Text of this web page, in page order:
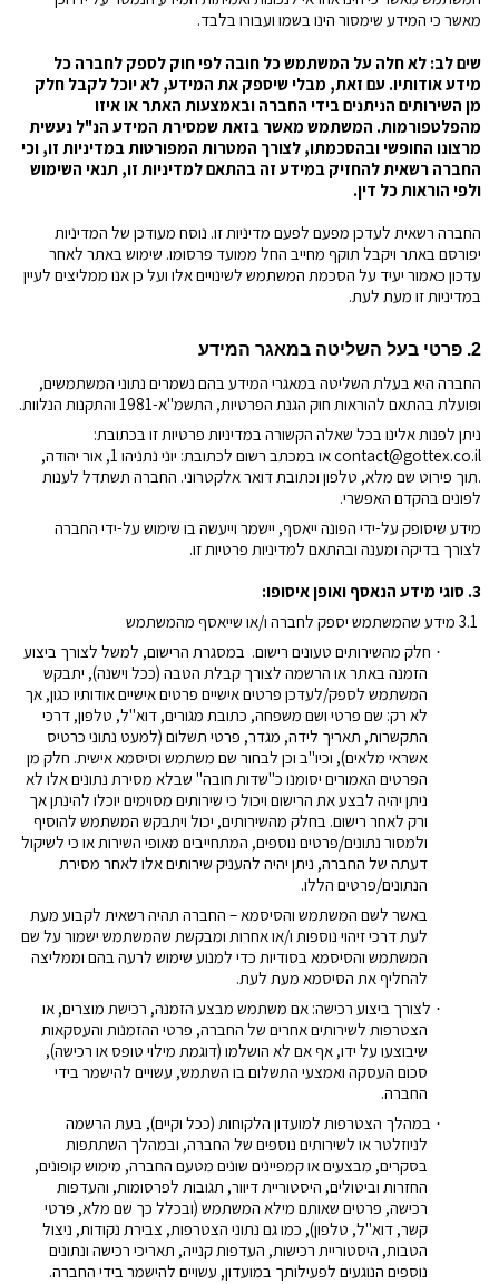
מאשר כי המידע שימסור הינו בשמו ועבורו בלבד.
שים לב: לא חלה על המשתמש כל חובה לפי חוק לספק לחברה כל
מידע אודותיו. עם זאת, מבלי שיספק את המידע, לא יוכל לקבל חלק
מן השירותים הניתנים בידי החברה ובאמצעות האתר או איזו
מהפלטפורמות. המשתמש מאשר בזאת שמסירת המידע הנ"ל נעשית
מרצונו החופשי ובהסכמתו, לצורך המטרות המפורטות במדיניות זו, וכי
החברה רשאית להחזיק במידע זה בהתאם למדיניות זו, תנאי השימוש
ולפי הוראות כל דין.
החברה רשאית לעדכן מפעם לפעם מדיניות זו. נוסח מעודכן של המדיניות
יפורסם באתר ויקבל תוקף מחייב החל ממועד פרסומו. שימוש באתר לאחר
עדכון כאמור יעיד על הסכמת המשתמש לשינויים אלו ועל כן אנו ממליצים לעיין
במדיניות זו מעת לעת.
2. פרטי בעל השליטה במאגר המידע
החברה היא בעלת השליטה במאגרי המידע בהם נשמרים נתוני המשתמשים,
ופועלת בהתאם להוראות חוק הגנת הפרטיות, התשמ"א-1981 והתקנות הנלוות.
ניתן לפנות אלינו בכל שאלה הקשורה במדיניות פרטיות זו בכתובת:
contact@gottex.co.il
או במכתב רשום לכתובת: יוני נתניהו 1, אור יהודה,
.תוך פירוט שם מלא, טלפון וכתובת דואר אלקטרוני. החברה תשתדל לענות
לפונים בהקדם האפשרי.
מידע שיסופק על-ידי הפונה ייאסף, יישמר וייעשה בו שימוש על-ידי החברה
לצורך בדיקה ומענה ובהתאם למדיניות פרטיות זו.
3. סוגי מידע הנאסף ואופן איסופו:
3.1 מידע שהמשתמש יספק לחברה ו/או שייאסף מהמשתמש
· חלק מהשירותים טעונים רישום. במסגרת הרישום, למשל לצורך ביצוע
הזמנה באתר או הרשמה לצורך קבלת הטבה (ככל וישנה), יתבקש
המשתמש לספק/לעדכן פרטים אישיים פרטים אישיים אודותיו כגון, אך
לא רק: שם פרטי ושם משפחה, כתובת מגורים, דוא"ל, טלפון, דרכי
התקשרות, תאריך לידה, מגדר, פרטי תשלום (למעט נתוני כרטיס
אשראי מלאים), וכיו"ב וכן לבחור שם משתמש וסיסמא אישית. חלק מן
הפרטים האמורים יסומנו כ"שדות חובה" שבלא מסירת נתונים אלו לא
ניתן יהיה לבצע את הרישום ויכול כי שירותים מסוימים יוכלו להינתן אך
ורק לאחר רישום. בחלק מהשירותים, יכול ויתבקש המשתמש להוסיף
ולמסור נתונים/פרטים נוספים, המתחייבים מאופי השירות או כי לשיקול
דעתה של החברה, ניתן יהיה להעניק שירותים אלו לאחר מסירת
הנתונים/פרטים הללו.
באשר לשם המשתמש והסיסמא – החברה תהיה רשאית לקבוע מעת
לעת דרכי זיהוי נוספות ו/או אחרות ומבקשת שהמשתמש ישמור על שם
המשתמש והסיסמא בסודיות כדי למנוע שימוש לרעה בהם וממליצה
להחליף את הסיסמא מעת לעת.
· לצורך ביצוע רכישה: אם משתמש מבצע הזמנה, רכישת מוצרים, או
הצטרפות לשירותים אחרים של החברה, פרטי ההזמנות והעסקאות
שיבוצעו על ידו, אף אם לא הושלמו (דוגמת מילוי טופס או רכישה),
סכום העסקה ואמצעי התשלום בו השתמש, עשויים להישמר בידי
החברה.
· במהלך הצטרפות למועדון הלקוחות (ככל וקיים), בעת הרשמה
לניוזלטר או לשירותים נוספים של החברה, ובמהלך השתתפות
בסקרים, מבצעים או קמפיינים שונים מטעם החברה, מימוש קופונים,
החזרות וביטולים, היסטוריית דיוור, תגובות לפרסומות, והעדפות
רכישה, פרטים שאותם מילא המשתמש (ובכלל כך שם מלא, פרטי
קשר, דוא"ל, טלפון), כמו גם נתוני הצטרפות, צבירת נקודות, ניצול
הטבות, היסטוריית רכישות, העדפות קנייה, תאריכי רכישה ונתונים
נוספים הנוגעים לפעילותך במועדון, עשויים להישמר בידי החברה.